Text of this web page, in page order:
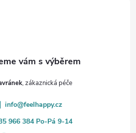
info@feelhappy.cz
966 384 Po-Pá 9-14